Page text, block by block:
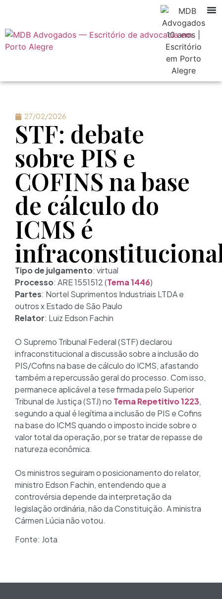
27/02/2026
STF: debate
sobre PIS e
COFINS na base
de cálculo do
ICMS é
Tipo de julgamento: virtual
Processo: ARE 1551512 (Tema 1446)
Partes: Nortel Suprimentos Industriais LTDA e
outros x Estado de São Paulo
Relator: Luiz Edson Fachin
O Supremo Tribunal Federal (STF) declarou
infraconstitucional a discussão sobre a inclusão do
PIS/Cofins na base de cálculo do ICMS, afastando
também a repercussão geral do processo. Com isso,
permanece aplicável a tese firmada pelo Superior
Tribunal de Justiça (STJ) no Tema Repetitivo 1223,
segundo a qual é legítima a inclusão de PIS e Cofins
na base do ICMS quando o imposto incide sobre o
valor total da operação, por se tratar de repasse de
natureza econômica.
Os ministros seguiram o posicionamento do relator,
ministro Edson Fachin, entendendo que a
controvérsia depende da interpretação da
legislação ordinária, não da Constituição. A ministra
Cármen Lúcia não votou.
Fonte: Jota